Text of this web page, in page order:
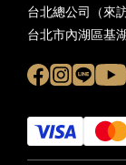
台北總公司（來
台北市內湖區基